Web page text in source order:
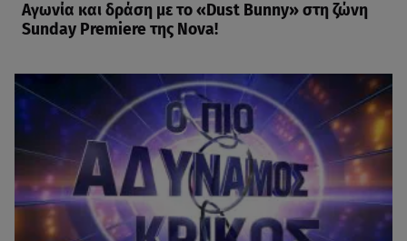
Αγωνία και δράση με το «Dust Bunny» στη ζώνη
Sunday Premiere της Nova!